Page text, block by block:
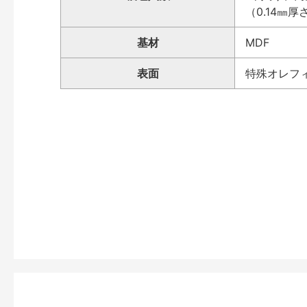
（0.14㎜厚
基材 MDF
表面 特殊オレフ